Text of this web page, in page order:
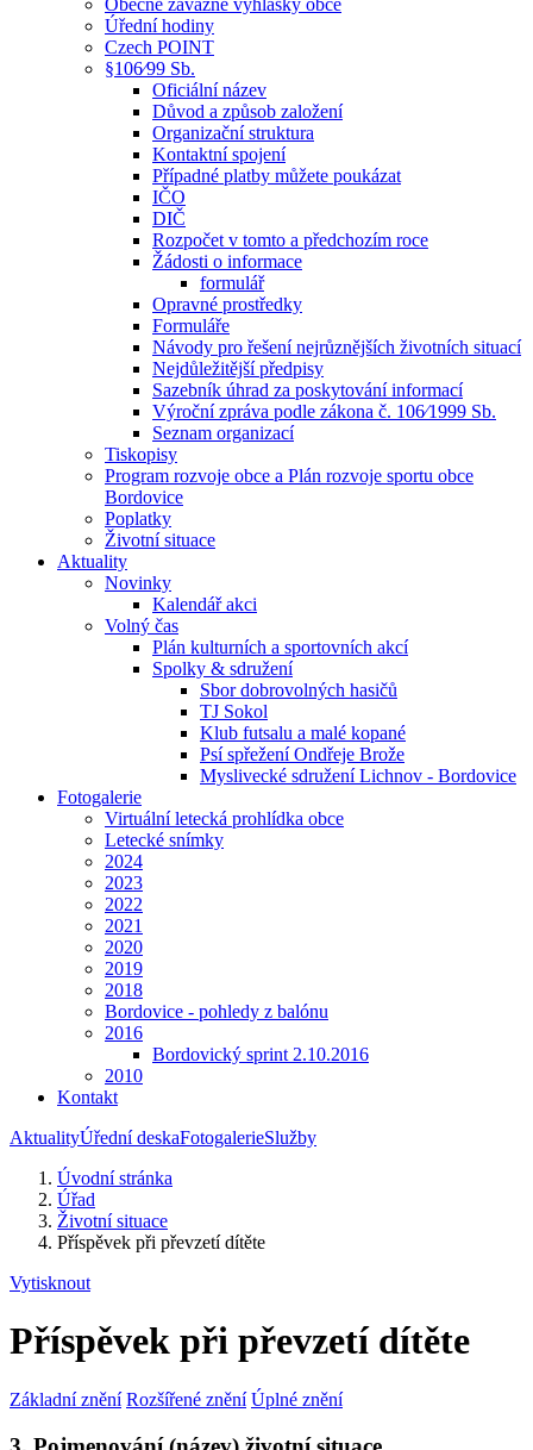
Obecně závazné vyhlášky obce
Úřední hodiny
Czech POINT
§106⁄99 Sb.
Oficiální název
Důvod a způsob založení
Organizační struktura
Kontaktní spojení
Případné platby můžete poukázat
IČO
DIČ
Rozpočet v tomto a předchozím roce
Žádosti o informace
formulář
Opravné prostředky
Formuláře
Návody pro řešení nejrůznějších životních situací
Nejdůležitější předpisy
Sazebník úhrad za poskytování informací
Výroční zpráva podle zákona č. 106⁄1999 Sb.
Seznam organizací
Tiskopisy
Program rozvoje obce a Plán rozvoje sportu obce
Bordovice
Poplatky
Životní situace
Aktuality
Novinky
Kalendář akci
Volný čas
Plán kulturních a sportovních akcí
Spolky & sdružení
Sbor dobrovolných hasičů
TJ Sokol
Klub futsalu a malé kopané
Psí spřežení Ondřeje Brože
Myslivecké sdružení Lichnov - Bordovice
Fotogalerie
Virtuální letecká prohlídka obce
Letecké snímky
2024
2023
2022
2021
2020
2019
2018
Bordovice - pohledy z balónu
2016
Bordovický sprint 2.10.2016
2010
Kontakt
AktualityÚřední deskaFotogalerieSlužby
Úvodní stránka
Úřad
Životní situace
Příspěvek při převzetí dítěte
Vytisknout
Příspěvek při převzetí dítěte
Základní znění Rozšířené znění Úplné znění